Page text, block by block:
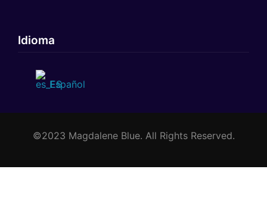
Idioma
Español
©2023 Magdalene Blue. All Rights Reserved.